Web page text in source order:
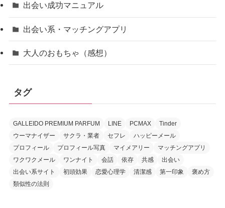
出会い成功マニュアル
出会い系・マッチングアプリ
大人のおもちゃ（感想）
タグ
GALLEIDO PREMIUM PARFUM LINE PCMAX
Tinder
ウーマナイザー
サクラ・業者 セフレ
ハッピーメール
プロフィール
プロフィール写真 マイメアリー
マッチングアプリ
ワクワクメール
ワンナイト 会話 依存 共感
出会い
出会い系サイト
初頭効果 恋愛心理学 清潔感 第一印象
褒め方
類似性の法則